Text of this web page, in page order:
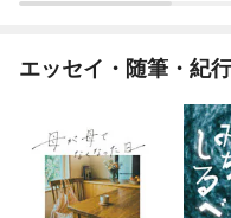
エッセイ・随筆・紀